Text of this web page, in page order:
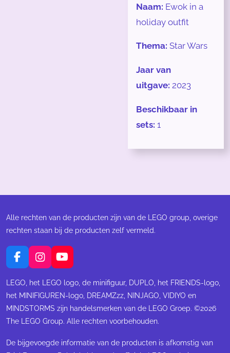
Naam: Ewok in a
holiday outfit
Thema: Star Wars
Jaar van
uitgave: 2023
Beschikbaar in
sets: 1
Alle rechten van de producten zijn van de LEGO group, overige
rechten staan bij de producten zelf vermeld.
F
a
c
e
o
o
I
n
s
t
g
r
m
Y
o
u
T
u
b
e
LEGO, het LEGO logo, de minifiguur, DUPLO, het FRIENDS-logo,
het MINIFIGUREN-logo, DREAMZzz, NINJAGO, VIDIYO en
MINDSTORMS zijn handelsmerken van de LEGO Groep. ©2026
The LEGO Group. Alle rechten voorbehouden.
De bijgevoegde informatie van de producten is afkomstig van